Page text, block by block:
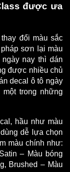
được ưa
đổi màu sắc
sơn lại màu
nay thì dán
được nhiều chủ
decal ô tô ngày
trong những
hầu như màu
dễ lựa chọn
màu chính như:
– Màu bóng
Brushed – Màu